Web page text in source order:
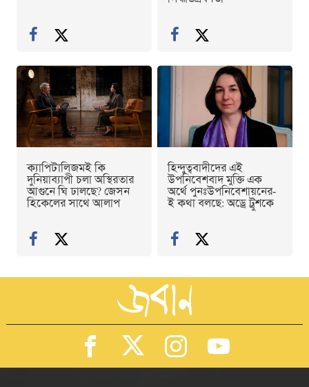
ক্যাপিটালিজমই কি
দুনিয়াব্যাপী চলা অস্থিরতার
আগুনে ঘি ঢালছে? জেসন
হিকেলের সাথে আলাপ
হিন্দুত্ববাদীদের এই
উপনিবেশবাদ মুক্তি এক
অর্থে পুনঃউপনিবেশায়নের-
ই কথা বলছে: অড্রে ট্রুশকে